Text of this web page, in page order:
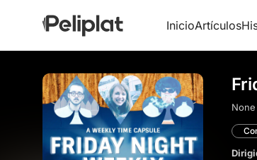
InicioArtículos
None